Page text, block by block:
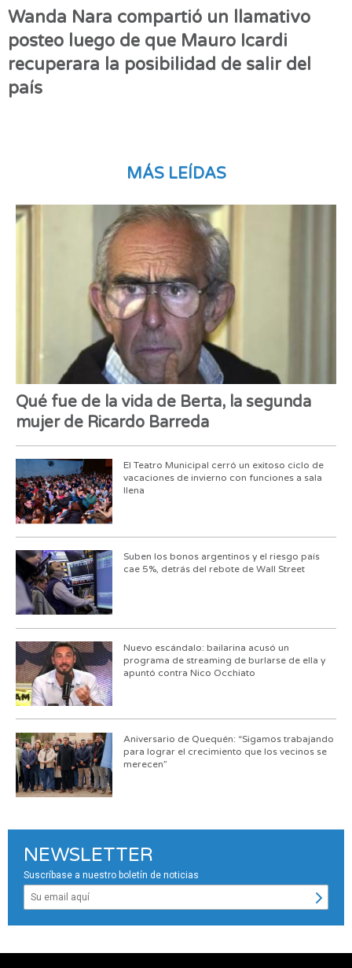
Wanda Nara compartió un llamativo
posteo luego de que Mauro Icardi
recuperara la posibilidad de salir del
país
MÁS LEÍDAS
Qué fue de la vida de Berta, la segunda
mujer de Ricardo Barreda
El Teatro Municipal cerró un exitoso ciclo de
vacaciones de invierno con funciones a sala
llena
Suben los bonos argentinos y el riesgo país
cae 5%, detrás del rebote de Wall Street
Nuevo escándalo: bailarina acusó un
programa de streaming de burlarse de ella y
apuntó contra Nico Occhiato
Aniversario de Quequén: “Sigamos trabajando
para lograr el crecimiento que los vecinos se
merecen”
NEWSLETTER
Suscríbase a nuestro boletín de noticias